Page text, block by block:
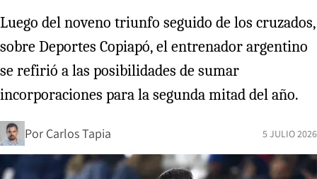
Luego del noveno triunfo seguido de los cruzados,
sobre Deportes Copiapó, el entrenador argentino
se refirió a las posibilidades de sumar
incorporaciones para la segunda mitad del año.
Por Carlos Tapia 5 JULIO 2026